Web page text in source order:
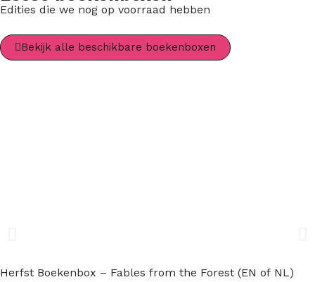
Edities die we nog op voorraad hebben
Bekijk alle beschikbare boekenboxen
Herfst Boekenbox – Fables from the Forest (EN of NL)